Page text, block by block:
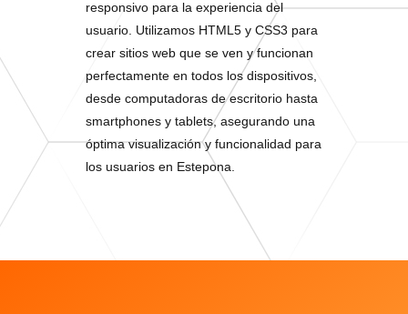
responsivo para la experiencia del
usuario. Utilizamos HTML5 y CSS3 para
crear sitios web que se ven y funcionan
perfectamente en todos los dispositivos,
desde computadoras de escritorio hasta
smartphones y tablets, asegurando una
óptima visualización y funcionalidad para
los usuarios en Estepona.